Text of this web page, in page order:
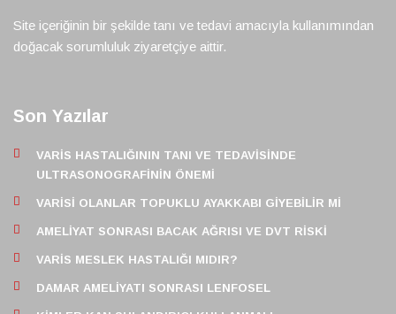
Site içeriğinin bir şekilde tanı ve tedavi amacıyla kullanımından
doğacak sorumluluk ziyaretçiye aittir.
Son Yazılar
VARIS HASTALIĞININ TANI VE TEDAVISINDE
ULTRASONOGRAFININ ÖNEMI
VARISI OLANLAR TOPUKLU AYAKKABI GIYEBILIR MI
AMELIYAT SONRASI BACAK AĞRISI VE DVT RISKI
VARIS MESLEK HASTALIĞI MIDIR?
DAMAR AMELIYATI SONRASI LENFOSEL